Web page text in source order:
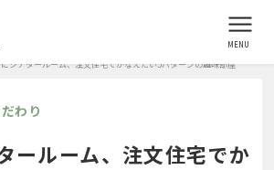
シアタールーム、注文住宅でかなえたい5パターンの趣味部屋
わり
ールーム、注文住宅でか